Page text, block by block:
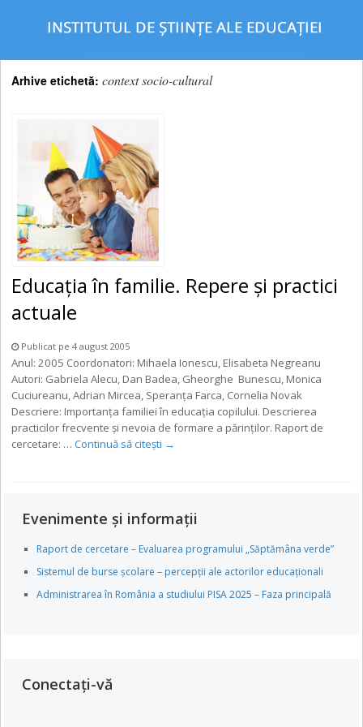
Arhive etichetă:context socio-cultural
Educația în familie. Repere și practici
actuale
Publicat pe 4 august 2005
Anul: 2005 Coordonatori: Mihaela Ionescu, Elisabeta Negreanu
Autori: Gabriela Alecu, Dan Badea, Gheorghe Bunescu, Monica
Cuciureanu, Adrian Mircea, Speranța Farca, Cornelia Novak
Descriere: Importanța familiei în educația copilului. Descrierea
practicilor frecvente și nevoia de formare a părinților. Raport de
cercetare: …Continuă să citești →
Evenimente și informații
Raport de cercetare – Evaluarea programului „Săptămâna verde”
Sistemul de burse școlare – percepții ale actorilor educaționali
Administrarea în România a studiului PISA 2025 – Faza principală
Conectați-vă